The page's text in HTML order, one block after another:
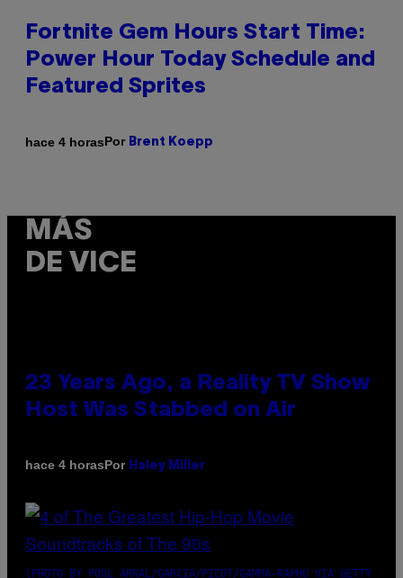
Fortnite Gem Hours Start Time:
Power Hour Today Schedule and
Featured Sprites
hace 4 horasPor Brent Koepp
MÁS
DE VICE
23 Years Ago, a Reality TV Show
Host Was Stabbed on Air
hace 4 horasPor Haley Miller
(PHOTO BY POOL ARNAL/GARCIA/PICOT/GAMMA-RAPHO VIA GETTY